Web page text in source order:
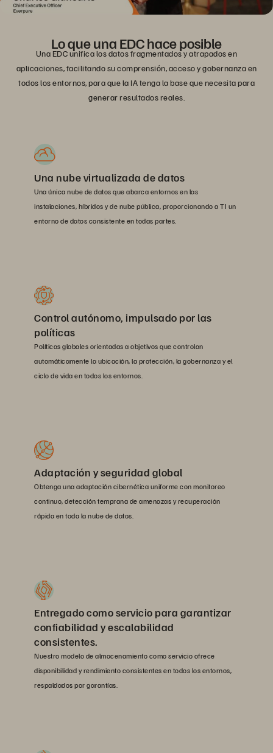
Lo que una EDC hace posible
Una EDC unifica los datos fragmentados y atrapados en
aplicaciones, facilitando su comprensión, acceso y gobernanza en
todos los entornos, para que la IA tenga la base que necesita para
generar resultados reales.
Una nube virtualizada de datos
Una única nube de datos que abarca entornos en las
instalaciones, híbridos y de nube pública, proporcionando a TI un
entorno de datos consistente en todas partes.
Control autónomo, impulsado por las
políticas
Políticas globales orientadas a objetivos que controlan
automáticamente la ubicación, la protección, la gobernanza y el
ciclo de vida en todos los entornos.
Adaptación y seguridad global
Obtenga una adaptación cibernética uniforme con monitoreo
continuo, detección temprana de amenazas y recuperación
rápida en toda la nube de datos.
Entregado como servicio para garantizar
confiabilidad y escalabilidad
consistentes.
Nuestro modelo de almacenamiento como servicio ofrece
disponibilidad y rendimiento consistentes en todos los entornos,
respaldados por garantías.